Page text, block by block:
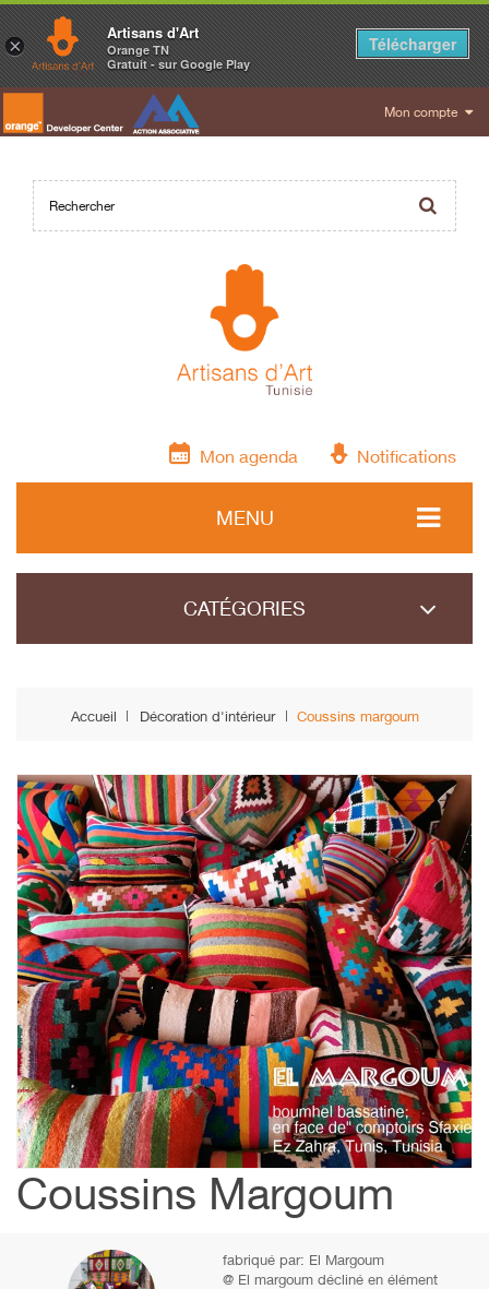
Mon compte
Mon agenda Notifications
MENU
CATÉGORIES
Accueil Décoration d'intérieur Coussins margoum
Coussins Margoum
fabriqué par: El Margoum
@ El margoum décliné en élément
×
Artisans d'Art
Orange TN
Gratuit - sur Google Play
Télécharger